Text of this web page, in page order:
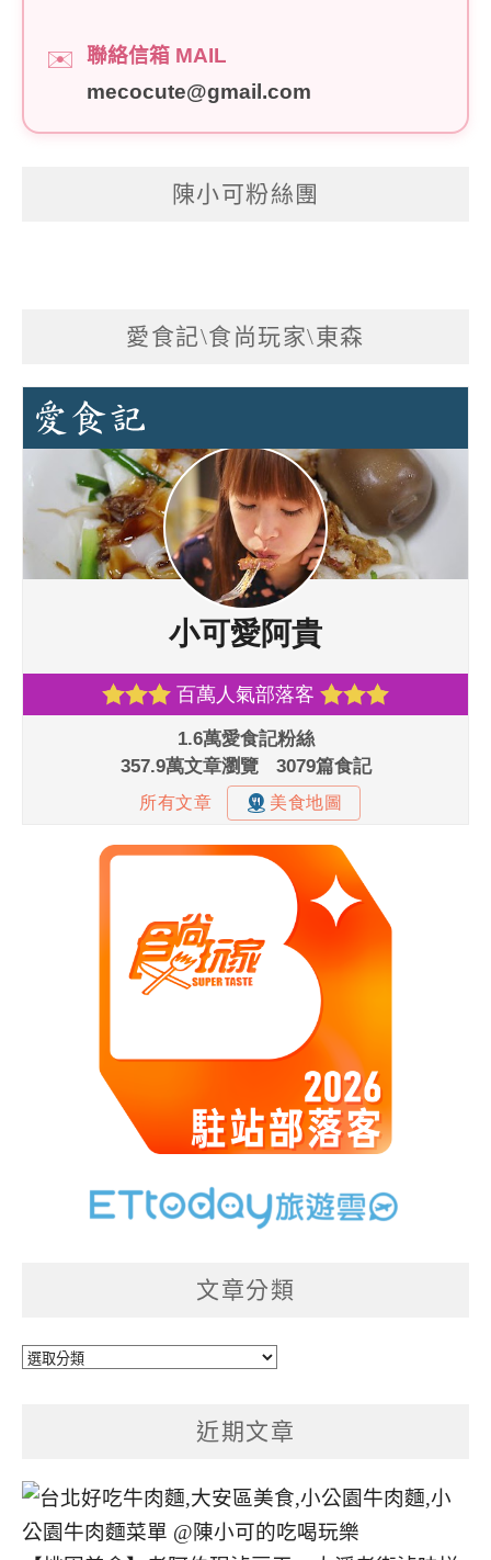
✉️
聯絡信箱 MAIL
mecocute@gmail.com
陳小可粉絲團
愛食記\食尚玩家\東森
文章分類
文
近期文章